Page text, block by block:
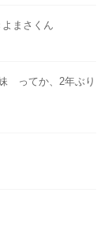
まさくん
ってか、2年ぶり